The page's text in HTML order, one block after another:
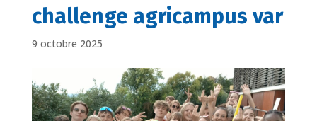
challenge agricampus var
9 octobre 2025